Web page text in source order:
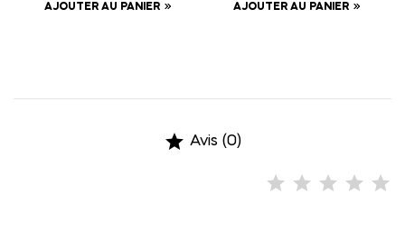
AJOUTER AU PANIER AJOUTER AU PANIER
 Avis (0)